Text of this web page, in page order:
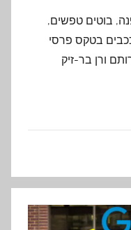
בוטים טפשים,
בטקס פרסי